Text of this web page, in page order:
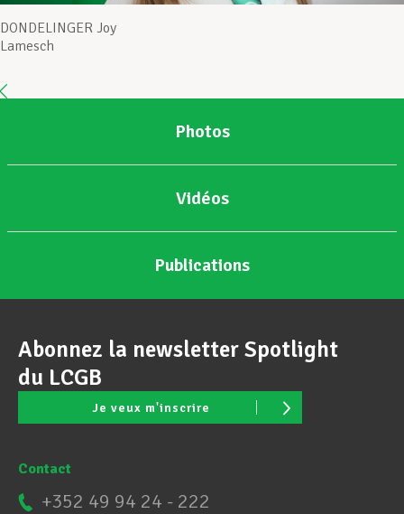
Assistance au Travail
Devenir Membre
Actualités
DONDELINGER Joy
Lamesch
Photos
Vidéos
Publications
Abonnez la newsletter Spotlight
du LCGB
Je veux m'inscrire
Contact
+352 49 94 24 - 222